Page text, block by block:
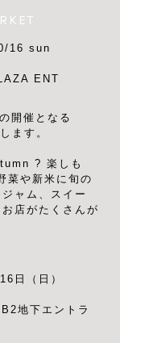
16 sun
ENT
開催となる
ます。
? 楽しも
菜や新米に旬の
ャム、スイー
店がたくさんが
日（日）
地下エントラ